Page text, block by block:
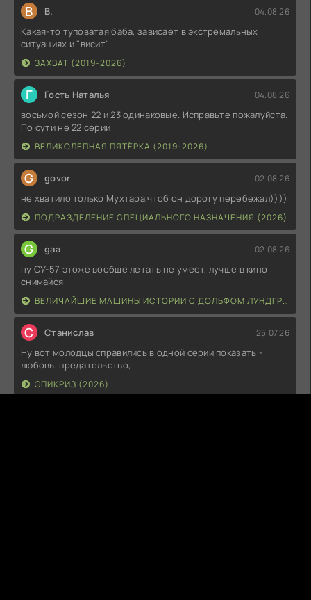
В В. 04.08.26
Какая-то туповатая баба, зависает в экстремальных
ситуациях и "висит"
ЗАХВАТ (2019-2026)
Г Гость Наталья 04.08.26
восьмой сезон 22 и 23 одинаковые. Исправьте пожалуйста.
По сути не 22 серии
ВЕЛИКОЛЕПНАЯ ПЯТЁРКА (2019-2026)
G govor 02.08.26
не хватило только Мухтара,чтоб он дорогу перебежал))))
ПОДРАЗДЕЛЕНИЕ СПЕЦИАЛЬНОГО НАЗНАЧЕНИЯ (2026)
G gaa 02.08.26
ну СУ-57 этоже вообще летать не умеет, лучше в кино
снимайся
ВЕЛИЧАЙШИЕ МАШИНЫ ИСТОРИИ С ДОЛЬФОМ ЛУНДГРЕНОМ (2026)
С Станислав 25.07.26
Ну вот молодцы справились в одной серии показать -
любовь, предательство,
ЭПИКРИЗ (2026)